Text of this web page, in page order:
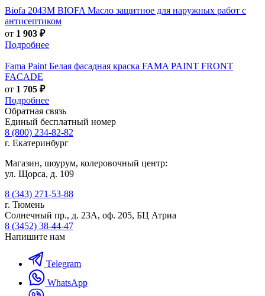
Biofa 2043M BIOFA Масло защитное для наружных работ с
антисептиком
от 1 903 ₽
Подробнее
Fama Paint Белая фасадная краска FAMA PAINT FRONT
FACADE
от 1 705 ₽
Подробнее
Обратная связь
Единый бесплатный номер
8 (800) 234-82-82
г. Екатеринбург
Магазин, шоурум, колеровочный центр:
ул. Щорса, д. 109
8 (343) 271-53-88
г. Тюмень
Солнечный пр., д. 23А, оф. 205, БЦ Атриа
8 (3452) 38-44-47
Напишите нам
Telegram
WhatsApp